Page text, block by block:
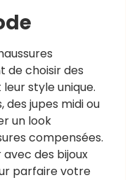
de choisir des
style unique.
des jupes midi ou
un look
compensées.
avec des bijoux
parfaire votre